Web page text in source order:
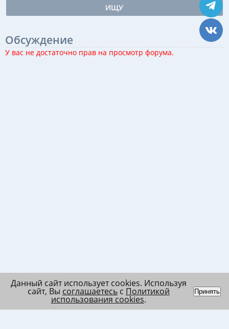
ИЩУ
Обсуждение
У вас не достаточно прав на просмотр форума.
Данный сайт использует cookies. Используя
сайт, Вы соглашаетесьс Политикой
использования cookies.
Принять